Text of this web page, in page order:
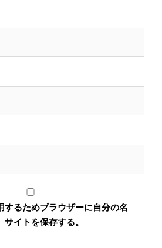
するためブラウザーに自分の名
イトを保存する。